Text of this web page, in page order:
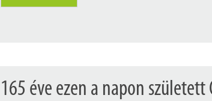
165 éve ezen a napon született